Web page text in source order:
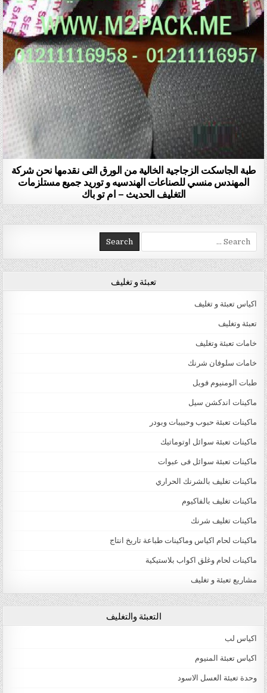
طبة الجاسكت الزجاجية الخالية من الورق التى نقدمها نحن شركة
المهندس منسي للصناعات الهندسيه و توريد جميع مستلزمات
التغليف الحديث – ام تو باك
Search for:
تعبئة و تغليف
اكياس تعبئة و تغليف
تعبئة وتغليف
خامات تعبئة وتغليف
خامات سلوفان شرنك
طبات الومنيوم فويل
ماكينات اندكشن سيل
ماكينات تعبئة حبوب وحبيبات وبودر
ماكينات تعبئة سوائل اوتوماتيك
ماكينات تعبئة سوائل فى عبوات
ماكينات تغليف بالشرنك الحراري
ماكينات تغليف بالفاكيوم
ماكينات تغليف شرنك
ماكينات لحام اكياس وماكينات طباعة تاريخ انتاج
ماكينات لحام وغلق اكواب بلاستيكية
مشاريع تعبئة و تغليف
التعبئة والتغليف
اكياس لب
اكياس تعبئة المنيوم
وحدة تعبئة العسل الاسود